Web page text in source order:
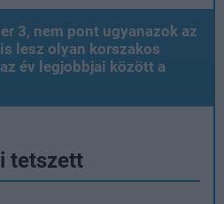
3, nem pont ugyanazok az
lesz olyan korszakos
év legjobbjai között a
tetszett